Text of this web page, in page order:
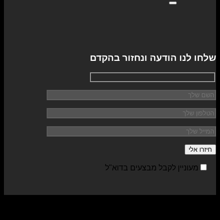
שלחו לנו הודעה ונחזור בהקדם
מעוניין לקבל מבצעים בדוא"ל